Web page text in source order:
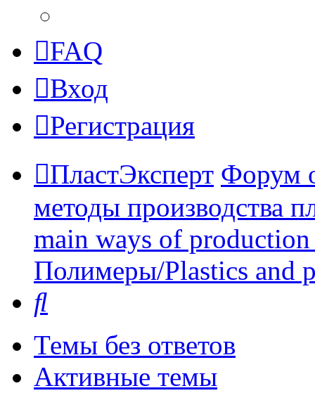
FAQ
Вход
Регистрация
ПластЭксперт Форум
методы производства
main ways of
Полимеры/Plastics and
Темы без ответов
Активные темы